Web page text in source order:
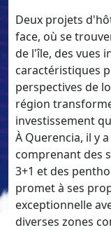
Deux projets
face, où se
de l'île, des vues
caractéristiques
perspectives de
région
investissement
À Querencia, il y
comprenant des
3+1 et des
promet à ses
exceptionnelle
diverses zones